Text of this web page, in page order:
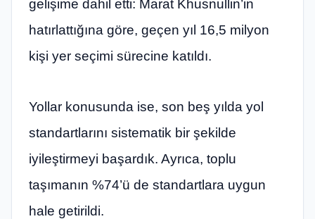
gelişime dahil etti: Marat Khusnullin’in
hatırlattığına göre, geçen yıl 16,5 milyon
kişi yer seçimi sürecine katıldı.
Yollar konusunda ise, son beş yılda yol
standartlarını sistematik bir şekilde
iyileştirmeyi başardık. Ayrıca, toplu
taşımanın %74’ü de standartlara uygun
hale getirildi.